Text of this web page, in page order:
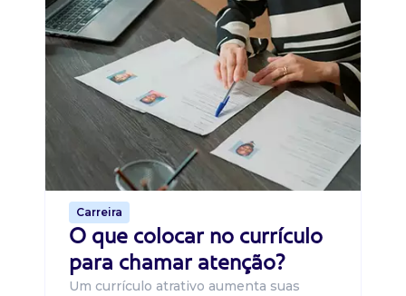
Carreira
O que colocar no currículo
para chamar atenção?
Um currículo atrativo aumenta suas